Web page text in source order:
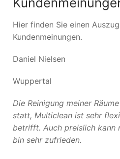
Hier finden Sie einen
Kundenmeinungen.
Daniel Nielsen
Wuppertal
Die Reinigung meiner
statt, Multiclean ist sehr
betrifft. Auch preislich kann
bin sehr zufrieden.